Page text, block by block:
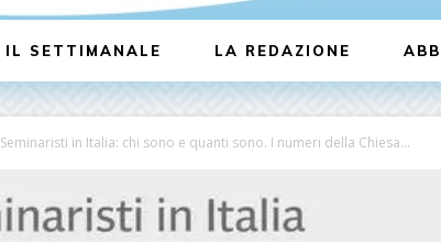
IL SETTIMANALE LA REDAZIONE
Seminaristi in Italia: chi sono e quanti sono. I numeri della Chiesa...